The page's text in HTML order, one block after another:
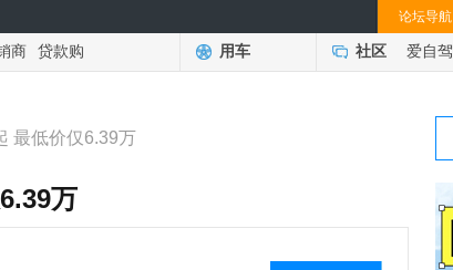
论坛导航
商 贷款购 用车 社区 爱自驾
最低价仅6.39万
万